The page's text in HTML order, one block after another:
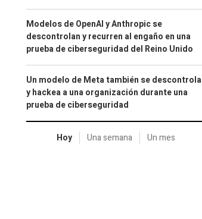
Modelos de OpenAI y Anthropic se
descontrolan y recurren al engaño en una
prueba de ciberseguridad del Reino Unido
Un modelo de Meta también se descontrola
y hackea a una organización durante una
prueba de ciberseguridad
Hoy Una semana Un mes